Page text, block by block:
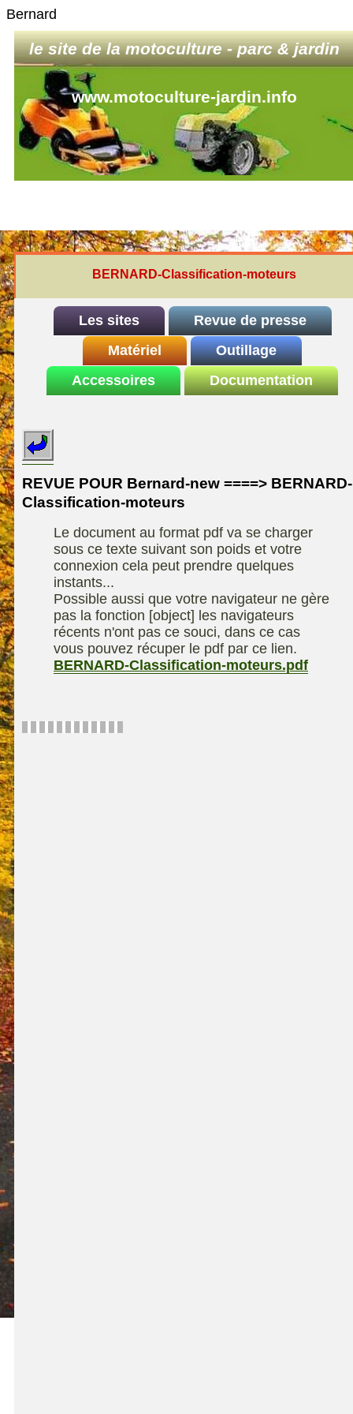
Bernard
le site de la motoculture - parc & jardin
www.motoculture-jardin.info
BERNARD-Classification-moteurs
Les sites
INDEX
Le site de la
motoculture
Information sur
contact
Revue de presse
REDEXIM-et-Eliet
ELIET
Motobineuse ou
Technique de
compostage
Matériel
autoportee
SARP
Robomow
chevalet
Remorque
Outillage
Affuteuse
Accessoires
Documentation
REVUE POUR Bernard-new ====> BERNARD-
Classification-moteurs
Le document au format pdf va se charger
sous ce texte suivant son poids et votre
connexion cela peut prendre quelques
instants...
Possible aussi que votre navigateur ne gère
pas la fonction [object] les navigateurs
récents n'ont pas ce souci, dans ce cas
vous pouvez récuper le pdf par ce lien.
BERNARD-Classification-moteurs.pdf